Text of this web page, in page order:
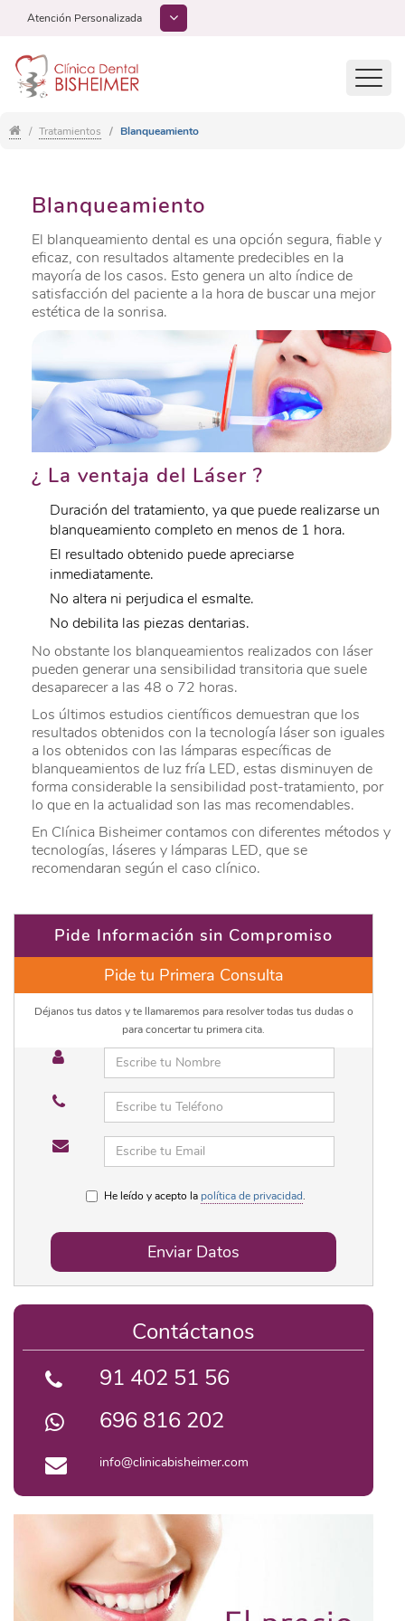
Atención Personalizada
Tratamientos Blanqueamiento
Blanqueamiento
El blanqueamiento dental es una opción segura, fiable y
eficaz, con resultados altamente predecibles en la
mayoría de los casos. Esto genera un alto índice de
satisfacción del paciente a la hora de buscar una mejor
estética de la sonrisa.
¿ La ventaja del Láser ?
Duración del tratamiento, ya que puede realizarse un
blanqueamiento completo en menos de 1 hora.
El resultado obtenido puede apreciarse
inmediatamente.
No altera ni perjudica el esmalte.
No debilita las piezas dentarias.
No obstante los blanqueamientos realizados con láser
pueden generar una sensibilidad transitoria que suele
desaparecer a las 48 o 72 horas.
Los últimos estudios científicos demuestran que los
resultados obtenidos con la tecnología láser son iguales
a los obtenidos con las lámparas específicas de
blanqueamientos de luz fría LED, estas disminuyen de
forma considerable la sensibilidad post-tratamiento, por
lo que en la actualidad son las mas recomendables.
En Clínica Bisheimer contamos con diferentes métodos y
tecnologías, láseres y lámparas LED, que se
recomendaran según el caso clínico.
Pide Información sin Compromiso
Pide tu Primera Consulta
Déjanos tus datos y te llamaremos para resolver todas tus dudas o
para concertar tu primera cita.
He leído y acepto la política de privacidad.
Enviar Datos
Contáctanos
91 402 51 56
696 816 202
info@clinicabisheimer.com